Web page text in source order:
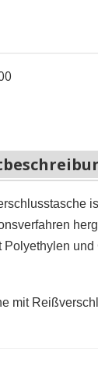
Polyethylen
mit